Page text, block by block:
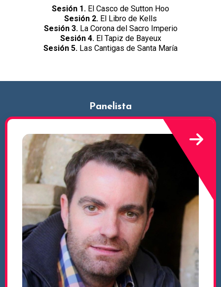
Sesión 1. El Casco de Sutton Hoo
Sesión 2. El Libro de Kells
Sesión 3. La Corona del Sacro Imperio
Sesión 4. El Tapiz de Bayeux
Sesión 5. Las Cantigas de Santa María
Panelista